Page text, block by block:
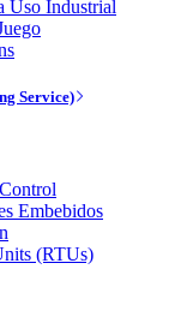
Uso Industrial
Service)
Embebidos
(RTUs)